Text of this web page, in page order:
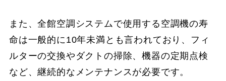
また、全館空調システムで使用する空調機の寿
命は一般的に10年未満とも言われており、フィ
ルターの交換やダクトの掃除、機器の定期点検
など、継続的なメンテナンスが必要です。